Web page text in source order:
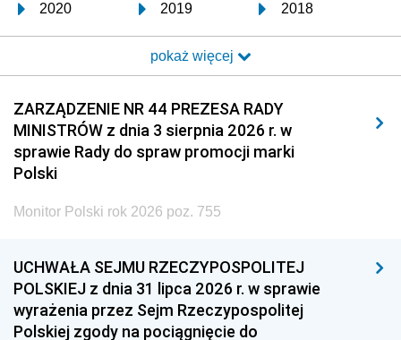
2020 2019 2018
2017 2016 2015
2014 2013 2012
2011 2010 2009
2008 2007 2006
2005
1996 1995 1994
1993 1992 1991
1990 1989
pokaż więcej
ZARZĄDZENIE NR 44 PREZESA RADY
MINISTRÓW z dnia 3 sierpnia 2026 r. w
sprawie Rady do spraw promocji marki
Polski
Monitor Polski rok 2026 poz. 755
UCHWAŁA SEJMU RZECZYPOSPOLITEJ
POLSKIEJ z dnia 31 lipca 2026 r. w sprawie
wyrażenia przez Sejm Rzeczypospolitej
Polskiej zgody na pociągnięcie do